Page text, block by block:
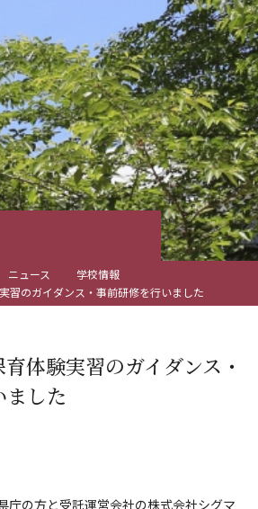
ニュース
学校情報
習のガイダンス・事前研修を行いました
体験実習のガイダンス・
ました
庁の方と受託運営会社の株式会社シグマ